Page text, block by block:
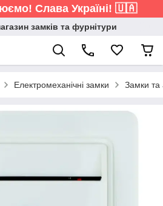
Слава Україні! 🇺🇦
замків та фурнітури
Електромеханічні замки Замки та